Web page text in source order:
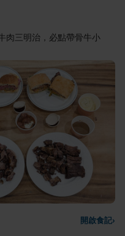
肉三明治，必點帶骨牛小
開啟食記›